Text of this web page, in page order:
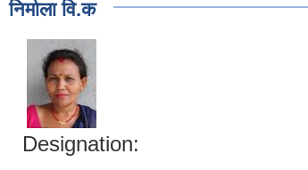
निर्माला वि.क
Designation: